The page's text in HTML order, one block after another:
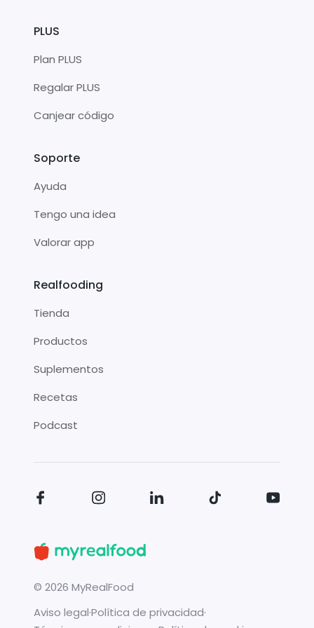
PLUS
Plan PLUS
Regalar PLUS
Canjear código
Soporte
Ayuda
Tengo una idea
Valorar app
Realfooding
Tienda
Productos
Suplementos
Recetas
Podcast
© 2026 MyRealFood
Aviso legal·Política de privacidad·